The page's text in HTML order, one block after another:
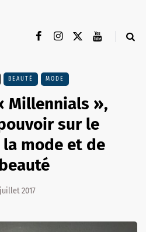
BEAUTÉ MODE
Millennials »,
sur le
mode et de
2017